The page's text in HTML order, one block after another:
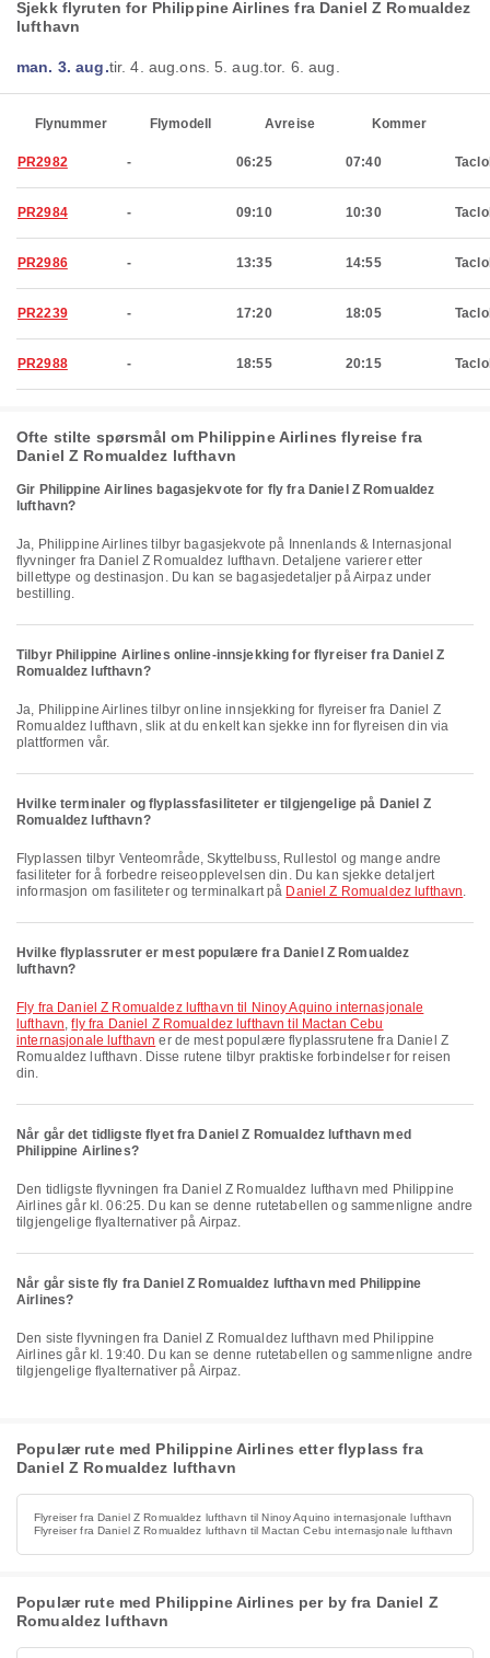
Sjekk flyruten for Philippine Airlines fra Daniel Z Romualdez
lufthavn
man. 3. aug.tir. 4. aug.ons. 5. aug.tor. 6. aug.
Flynummer Flymodell Avreise Kommer
PR2982 - 06:25 07:40
PR2984 - 09:10 10:30
PR2986 - 13:35 14:55
PR2239 - 17:20 18:05
PR2988 - 18:55 20:15
Ofte stilte spørsmål om Philippine Airlines flyreise fra
Daniel Z Romualdez lufthavn
Gir Philippine Airlines bagasjekvote for fly fra Daniel Z Romualdez
lufthavn?
Ja, Philippine Airlines tilbyr bagasjekvote på Innenlands & Internasjonal
flyvninger fra Daniel Z Romualdez lufthavn. Detaljene varierer etter
billettype og destinasjon. Du kan se bagasjedetaljer på Airpaz under
bestilling.
Tilbyr Philippine Airlines online-innsjekking for flyreiser fra Daniel Z
Romualdez lufthavn?
Ja, Philippine Airlines tilbyr online innsjekking for flyreiser fra Daniel Z
Romualdez lufthavn, slik at du enkelt kan sjekke inn for flyreisen din via
plattformen vår.
Hvilke terminaler og flyplassfasiliteter er tilgjengelige på Daniel Z
Romualdez lufthavn?
Flyplassen tilbyr Venteområde, Skyttelbuss, Rullestol og mange andre
fasiliteter for å forbedre reiseopplevelsen din. Du kan sjekke detaljert
informasjon om fasiliteter og terminalkart på Daniel Z Romualdez lufthavn.
Hvilke flyplassruter er mest populære fra Daniel Z Romualdez
lufthavn?
fly fra Daniel Z Romualdez lufthavn til Ninoy Aquino internasjonale
lufthavn,fly fra Daniel Z Romualdez lufthavn til Mactan Cebu
internasjonale lufthavn er de mest populære flyplassrutene fra Daniel Z
Romualdez lufthavn. Disse rutene tilbyr praktiske forbindelser for reisen
din.
Når går det tidligste flyet fra Daniel Z Romualdez lufthavn med
Philippine Airlines?
Den tidligste flyvningen fra Daniel Z Romualdez lufthavn med Philippine
Airlines går kl. 06:25. Du kan se denne rutetabellen og sammenligne andre
tilgjengelige flyalternativer på Airpaz.
Når går siste fly fra Daniel Z Romualdez lufthavn med Philippine
Airlines?
Den siste flyvningen fra Daniel Z Romualdez lufthavn med Philippine
Airlines går kl. 19:40. Du kan se denne rutetabellen og sammenligne andre
tilgjengelige flyalternativer på Airpaz.
Populær rute med Philippine Airlines etter flyplass fra
Daniel Z Romualdez lufthavn
Flyreiser fra Daniel Z Romualdez lufthavn til Ninoy Aquino internasjonale lufthavn
Flyreiser fra Daniel Z Romualdez lufthavn til Mactan Cebu internasjonale lufthavn
Populær rute med Philippine Airlines per by fra Daniel Z
Romualdez lufthavn